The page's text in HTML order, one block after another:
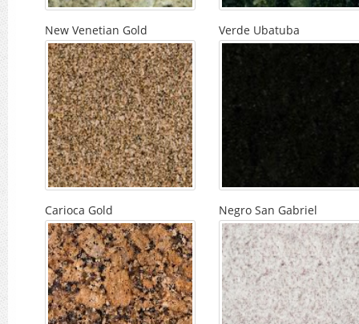
New Venetian Gold Verde Ubatuba
Carioca Gold Negro San Gabriel